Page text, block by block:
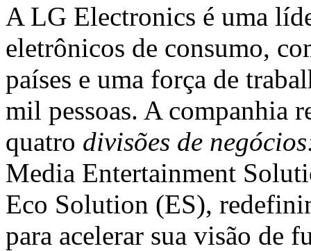
A LG Electronics é uma
eletrônicos de consumo,
países e uma força de
mil pessoas. A companhia
quatro divisões de
Media Entertainment
Eco Solution (ES),
para acelerar sua visão de